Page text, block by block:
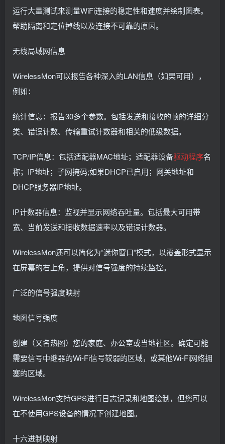
运行大量测试来测量WiFi连接的稳定性和速度并绘制图表。
帮助隔离和定位掉线以及连接不可靠的原因。
无线局域网信息
WirelessMon可以报告各种深入的LAN信息（如果可用），
例如：
统计信息：报告30多个参数。包括发送和接收的帧的详细分
类、错误计数、传输重试计数器和相关的低级数据。
TCP/IP信息：包括适配器MAC地址；适配器设备驱动程序名
称；IP地址；子网掩码;如果DHCP已启用；网关地址和
DHCP服务器IP地址。
IP计数器信息：监视并显示网络吞吐量。包括最大可用带
宽、当前发送和接收数据速率以及错误计数器。
WirelessMon还可以简化为“迷你窗口”模式，以覆盖形式显示
在屏幕的右上角，提供对信号强度的持续监控。
广泛的信号强度映射
地图信号强度
创建（又名热图）您的家庭、办公室或当地社区。确定可能
需要信号中继器的Wi-Fi信号较弱的区域，或其他Wi-Fi网络拥
塞的区域。
WirelessMon支持GPS进行日志记录和地图绘制，但您可以
在不使用GPS设备的情况下创建地图。
十六进制映射